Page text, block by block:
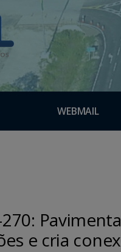
WEBMAIL
e cria